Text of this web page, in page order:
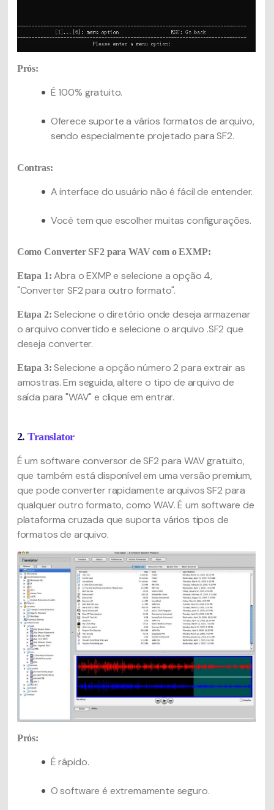
Prós:
É 100% gratuito.
Oferece suporte a vários formatos de arquivo,
sendo especialmente projetado para SF2.
Contras:
A interface do usuário não é fácil de entender.
Você tem que escolher muitas configurações.
Como Converter SF2 para WAV com o EXMP:
Etapa 1: Abra o EXMP e selecione a opção 4,
"Converter SF2 para outro formato".
Etapa 2: Selecione o diretório onde deseja armazenar
o arquivo convertido e selecione o arquivo .SF2 que
deseja converter.
Etapa 3:Selecione a opção número 2 para extrair as
amostras. Em seguida, altere o tipo de arquivo de
saída para "WAV" e clique em entrar.
2.Translator
É um software conversor de SF2 para WAV gratuito,
que também está disponível em uma versão premium,
que pode converter rapidamente arquivos SF2 para
qualquer outro formato, como WAV. É um software de
plataforma cruzada que suporta vários tipos de
formatos de arquivo.
Prós:
É rápido.
O software é extremamente seguro.